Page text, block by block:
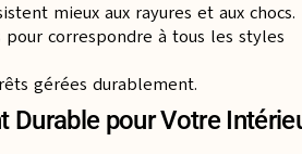
mieux aux rayures et aux chocs.
correspondre à tous les styles
gérées durablement.
Durable pour Votre